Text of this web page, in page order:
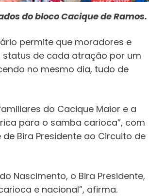
do bloco Cacique de Ramos.
permite que moradores e
de cada atração por um
no mesmo dia, tudo de
do Cacique Maior e a
para o samba carioca”, com
Bira Presidente ao Circuito de
Nascimento, o Bira Presidente,
e nacional”, afirma.